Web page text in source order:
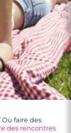
Où faire des
des rencontres